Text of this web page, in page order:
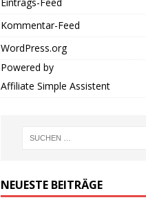
Kommentar-Feed
WordPress.org
Powered by
Affiliate Simple Assistent
NEUESTE BEITRÄGE